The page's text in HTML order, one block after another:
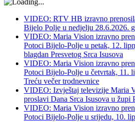
VIDEO: RTV HB izravno
Bijelo Polje u nedjelju 28.6.2026.
VIDEO: Maria Vision izravno
Potoci Bijelo-Polje u petak, 12.
blagdan Presvetog Srca Isusova
VIDEO: Maria Vision izravno
Potoci Bijelo-Polje u četvrtak, 11.
Treću večer trodnevnice
VIDEO: Izvještaj televizije Maria
proslavi Dana Srca Isusova u župi
VIDEO: Maria Vision izravno
Potoci Bijelo-Polje u srijedu, 10.